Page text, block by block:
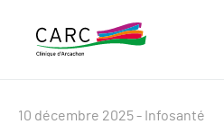
10 décembre 2025- Infosanté